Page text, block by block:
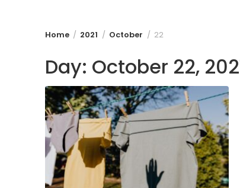
Home 2021 October 22
Day: October 22,